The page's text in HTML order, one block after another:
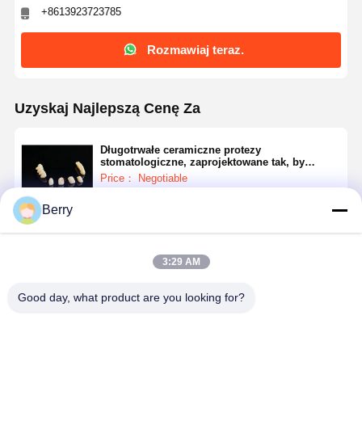
+8613923723785
Rozmawiaj teraz.
Uzyskaj Najlepszą Cenę Za
Długotrwałe ceramiczne protezy
stomatologiczne, zaprojektowane tak, by
spełniały wymagania specjalistów
stomatologicznych i laboratoriów na całym
Price： Negotiable
Kontyntynuj
Berry
3:29 AM
Good day, what product are you looking for?